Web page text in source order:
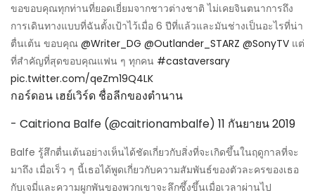
ขอขอบคุณทุกท่านที่ยอดเยี่ยมจากชาวต่างชาติ ไม่เคยจินตนาการถึง
การเดินทางแบบที่ฉันตั้งเป้าไว้เมื่อ 6 ปีที่แล้วและมันช่างเป็นอะไรที่น่า
ตื่นเต้น ขอบคุณ @Writer_DG @Outlander_STARZ @SonyTV แต่
ที่สำคัญที่สุดขอบคุณแฟน ๆ ทุกคน #castaversary
pic.twitter.com/qeZm19Q4LK
กอร์ดอน เฮย์เวิร์ด ชื่อลีกของตำนาน
- Caitriona Balfe (@caitrionambalfe) 11 กันยายน 2019
Balfe รู้สึกตื่นเต้นอย่างเห็นได้ชัดเกี่ยวกับสิ่งที่จะเกิดขึ้นในฤดูกาลที่จะ
มาถึง เมื่อเร็ว ๆ นี้เธอได้พูดเกี่ยวกับความสัมพันธ์ของตัวละครของเธอ
กับเจมี่และความผูกพันของพวกเขาจะลึกซึ้งขึ้นเมื่อเวลาผ่านไป